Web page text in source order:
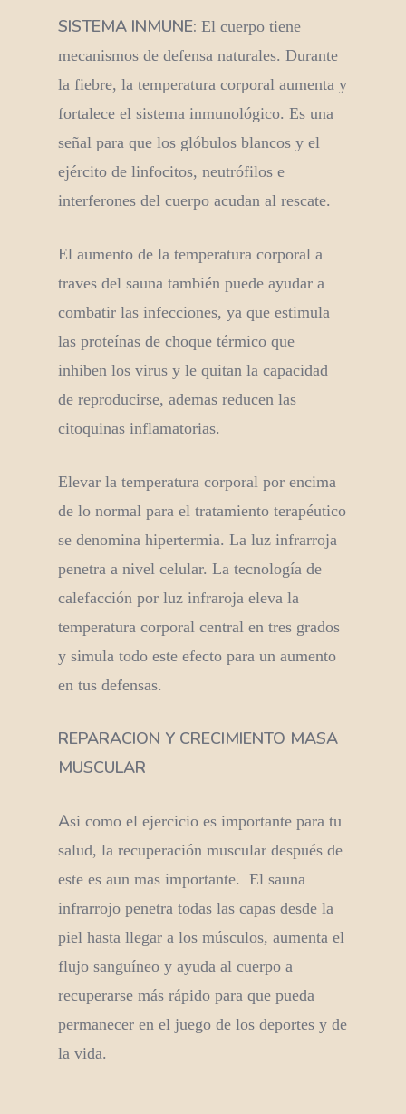
SISTEMA INMUNE: El cuerpo tiene
mecanismos de defensa naturales. Durante
la fiebre, la temperatura corporal aumenta y
fortalece el sistema inmunológico. Es una
señal para que los glóbulos blancos y el
ejército de linfocitos, neutrófilos e
interferones del cuerpo acudan al rescate.
El aumento de la temperatura corporal a
traves del sauna también puede ayudar a
combatir las infecciones, ya que estimula
las proteínas de choque térmico que
inhiben los virus y le quitan la capacidad
de reproducirse, ademas reducen las
citoquinas inflamatorias.
Elevar la temperatura corporal por encima
de lo normal para el tratamiento terapéutico
se denomina hipertermia. La luz infrarroja
penetra a nivel celular. La tecnología de
calefacción por luz infraroja eleva la
temperatura corporal central en tres grados
y simula todo este efecto para un aumento
en tus defensas.
REPARACION Y CRECIMIENTO MASA
MUSCULAR
Asi como el ejercicio es importante para tu
salud, la recuperación muscular después de
este es aun mas importante. El sauna
infrarrojo penetra todas las capas desde la
piel hasta llegar a los músculos, aumenta el
flujo sanguíneo y ayuda al cuerpo a
recuperarse más rápido para que pueda
permanecer en el juego de los deportes y de
la vida.